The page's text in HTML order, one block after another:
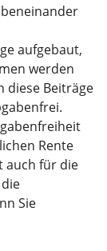
aufgebaut,
werden
diese Beiträge
Rente
auch für die
Sie